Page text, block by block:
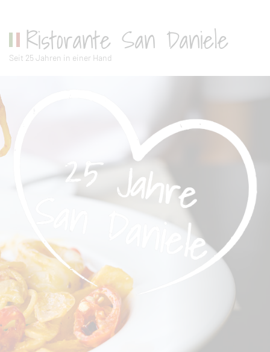
Ristorante San Daniele
Seit 25 Jahren in einer Hand